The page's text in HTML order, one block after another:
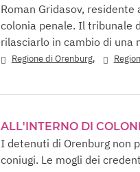
Roman Gridasov,
colonia penale. Il tribunale
rilasciarlo in cambio di una
Regione di Orenburg,
ALL'INTERNO DI
I detenuti di Orenburg non
coniugi. Le mogli dei